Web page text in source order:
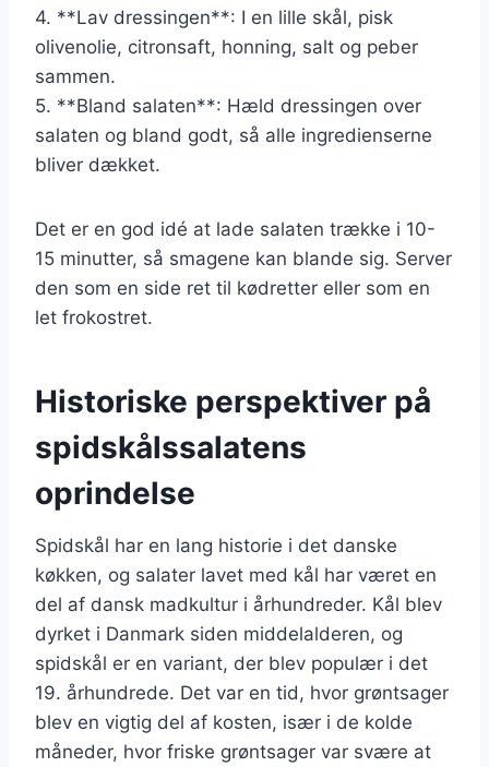
4. **Lav dressingen**: I en lille skål, pisk
olivenolie, citronsaft, honning, salt og peber
sammen.
5. **Bland salaten**: Hæld dressingen over
salaten og bland godt, så alle ingredienserne
bliver dækket.
Det er en god idé at lade salaten trække i 10-
15 minutter, så smagene kan blande sig. Server
den som en side ret til kødretter eller som en
let frokostret.
Historiske perspektiver på
spidskålssalatens
oprindelse
Spidskål har en lang historie i det danske
køkken, og salater lavet med kål har været en
del af dansk madkultur i århundreder. Kål blev
dyrket i Danmark siden middelalderen, og
spidskål er en variant, der blev populær i det
19. århundrede. Det var en tid, hvor grøntsager
blev en vigtig del af kosten, især i de kolde
måneder, hvor friske grøntsager var svære at